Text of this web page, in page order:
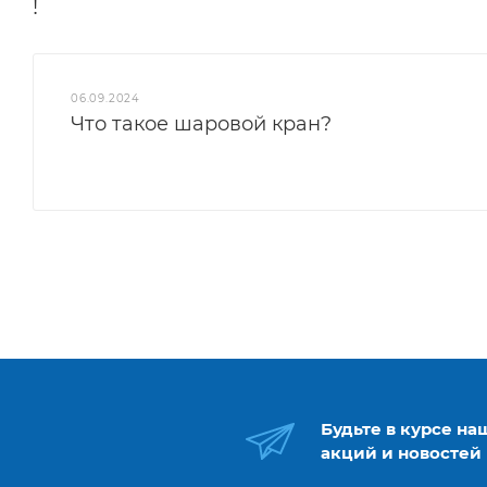
!
06.09.2024
Что такое шаровой кран?
Будьте в курсе
акций и новостей